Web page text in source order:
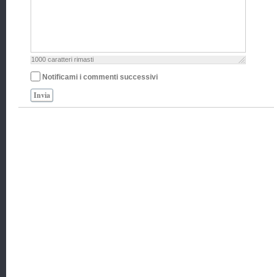
1000 caratteri rimasti
Notificami i commenti successivi
Invia